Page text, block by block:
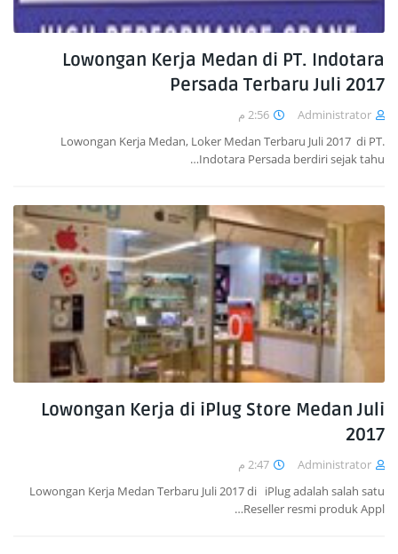
Lowongan Kerja Medan di PT. Indotara
Persada Terbaru Juli 2017
Administrator
2:56 م
Lowongan Kerja Medan, Loker Medan Terbaru Juli 2017 di PT.
Indotara Persada berdiri sejak tahu…
Lowongan Kerja di iPlug Store Medan Juli
2017
Administrator
2:47 م
Lowongan Kerja Medan Terbaru Juli 2017 di iPlug adalah salah satu
Reseller resmi produk Appl…